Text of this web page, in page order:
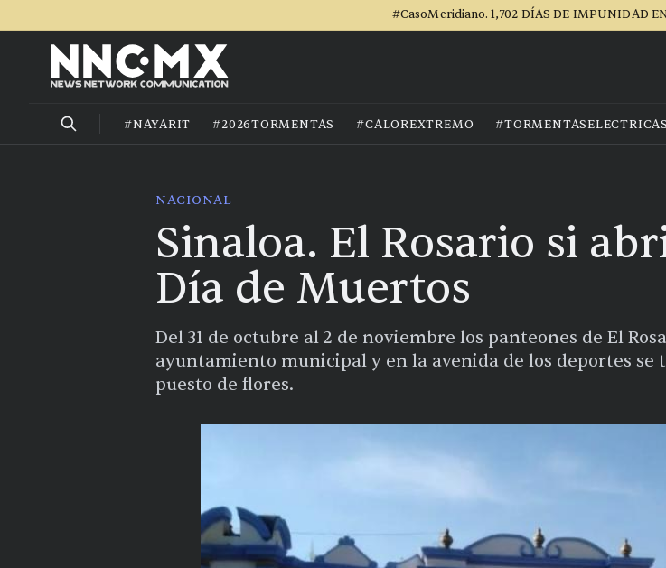
#CasoMeridiano. 1,702 DÍAS DE IMPUNIDAD
#NAYARIT #2026TORMENTAS #CALOREXTREMO #TORMENTASELECTRICAS
NACIONAL
Sinaloa. El Rosario si
Día de Muertos
Del 31 de octubre al 2 de noviembre los panteones de El
ayuntamiento municipal y en la avenida de los deportes
puesto de flores.